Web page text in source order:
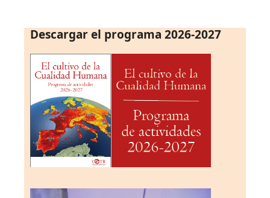
Descargar el programa 2026-2027